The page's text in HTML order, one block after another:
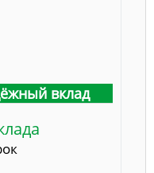
вклад